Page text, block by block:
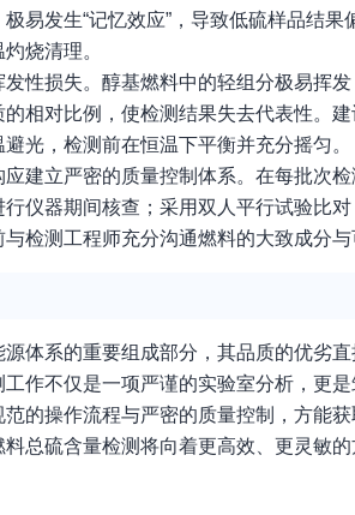
易发生“记忆效应”，导致低硫样品结
烧清理。
性损失。醇基燃料中的轻组分极易挥
相对比例，使检测结果失去代表性。
光，检测前在恒温下平衡并充分摇匀。
建立严密的质量控制体系。在每批次
仪器期间核查；采用双人平行试验比
检测工程师充分沟通燃料的大致成分
体系的重要组成部分，其品质的优劣
作不仅是一项严谨的实验室分析，更
的操作流程与严密的质量控制，方能
总硫含量检测将向着更高效、更灵敏